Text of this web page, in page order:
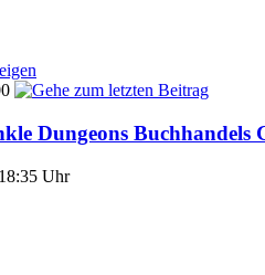
Dungeons Buchhandels
Uhr